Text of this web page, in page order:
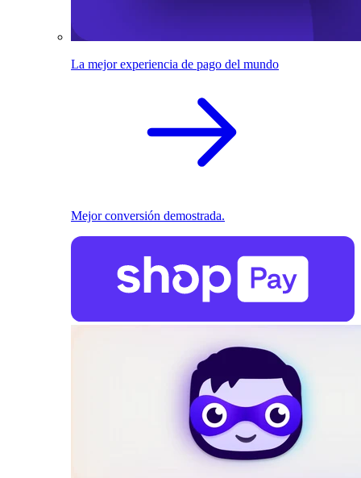
La mejor experiencia de pago del mundo
Mejor conversión demostrada.